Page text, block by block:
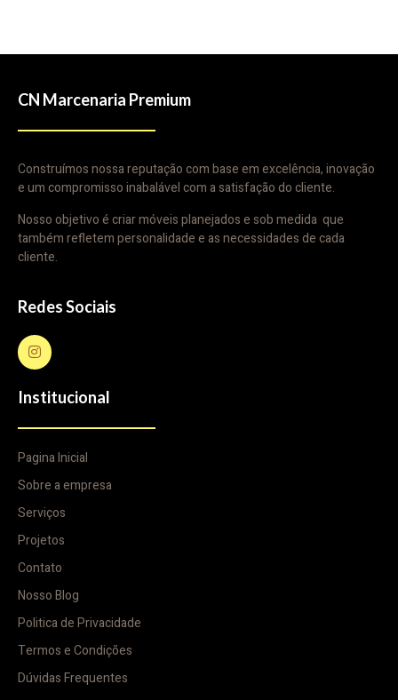
CN Marcenaria Premium
Construímos nossa reputação com base em excelência, inovação
e um compromisso inabalável com a satisfação do cliente.
Nosso objetivo é criar móveis planejados e sob medida que
também refletem personalidade e as necessidades de cada
cliente.
Redes Sociais
Institucional
Pagina Inicial
Sobre a empresa
Serviços
Projetos
Contato
Nosso Blog
Politica de Privacidade
Termos e Condições
Dúvidas Frequentes